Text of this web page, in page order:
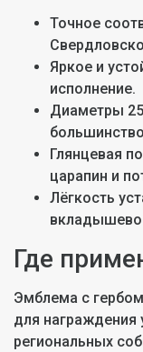
Точное
Яркое и
исполнение.
Диаметры
Глянцевая
царапин и
Лёгкость
Где
Эмблема с
для награждения
региональных